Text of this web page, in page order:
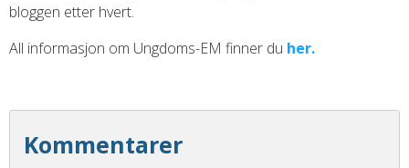
bloggen etter hvert.
All informasjon om Ungdoms-EM finner du her.
Kommentarer